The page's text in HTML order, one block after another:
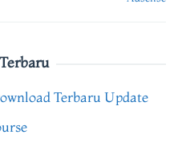
Terbaru Update